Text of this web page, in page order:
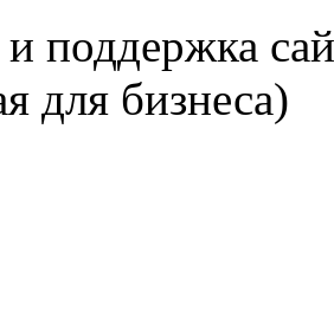
поддержка
для бизнеса)